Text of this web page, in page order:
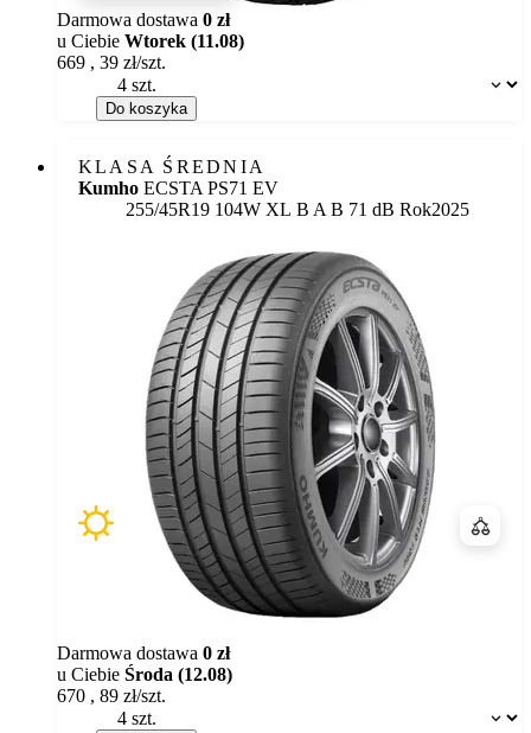
Dostępność:
Darmowa dostawa 0 zł
u Ciebie Wtorek (11.08)
669 , 39 zł/szt.
Do koszyka
KLASA ŚREDNIA
Kumho ECSTA PS71 EV
255/45R19 104W XL Etykieta:
B A B 71 dB Rok2025
Dostępność:
Darmowa dostawa 0 zł
u Ciebie Środa (12.08)
670 , 89 zł/szt.